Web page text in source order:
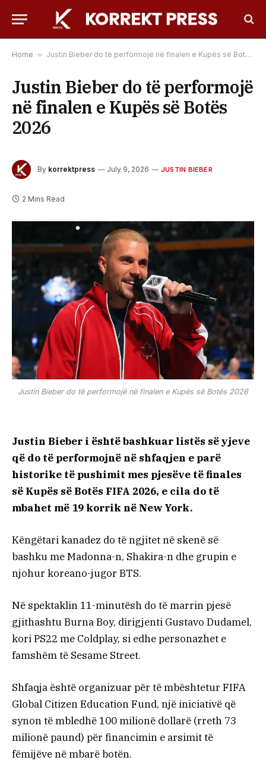
Home » Justin Bieber do të performojë në finalen e Kupës së Botës 2026
Justin Bieber do të performojë
në finalen e Kupës së Botës
2026
By korrektpress July 9, 2026 JUSTIN BIEBER
2 Mins Read
Justin Bieber do të performojë në finalen e Kupës së Botës 2026
Justin Bieber i është bashkuar listës së yjeve
që do të performojnë në shfaqjen e parë
historike të pushimit mes pjesëve të finales
së Kupës së Botës FIFA 2026, e cila do të
mbahet më 19 korrik në New York.
Këngëtari kanadez do të ngjitet në skenë së
bashku me Madonna-n, Shakira-n dhe grupin e
njohur koreano-jugor BTS.
Në spektaklin 11-minutësh do të marrin pjesë
gjithashtu Burna Boy, dirigjenti Gustavo Dudamel,
kori PS22 me Coldplay, si edhe personazhet e
famshëm të Sesame Street.
Shfaqja është organizuar për të mbështetur FIFA
Global Citizen Education Fund, një iniciativë që
synon të mbledhë 100 milionë dollarë (rreth 73
milionë paund) për financimin e arsimit të
fëmijëve në mbarë botën.